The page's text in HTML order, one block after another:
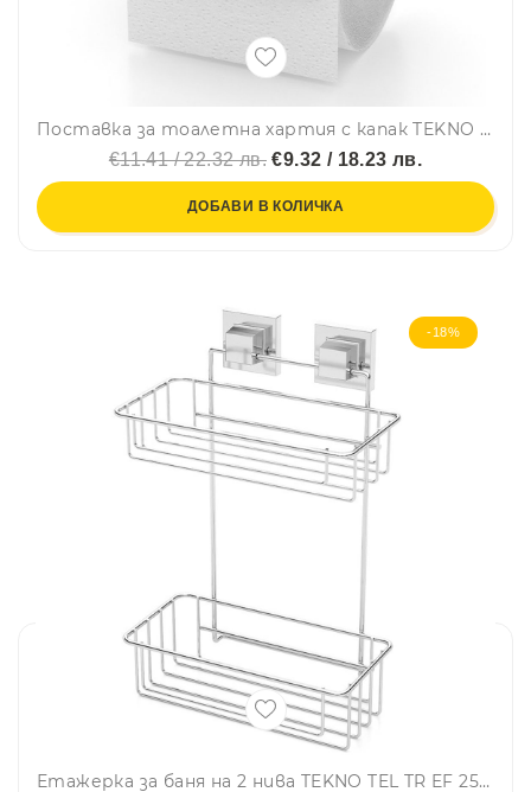
Поставка за тоалетна хартия с капак TEKNO TEL TR EF 238B, 15х13 см, Двойно залепване, Черен
€11.41 / 22.32 лв. €9.32 / 18.23 лв.
ДОБАВИ В КОЛИЧКА
-18%
Етажерка за баня на 2 нива TEKNO TEL TR EF 256, 25х15х39 см, Двойно залепване, Сребрист